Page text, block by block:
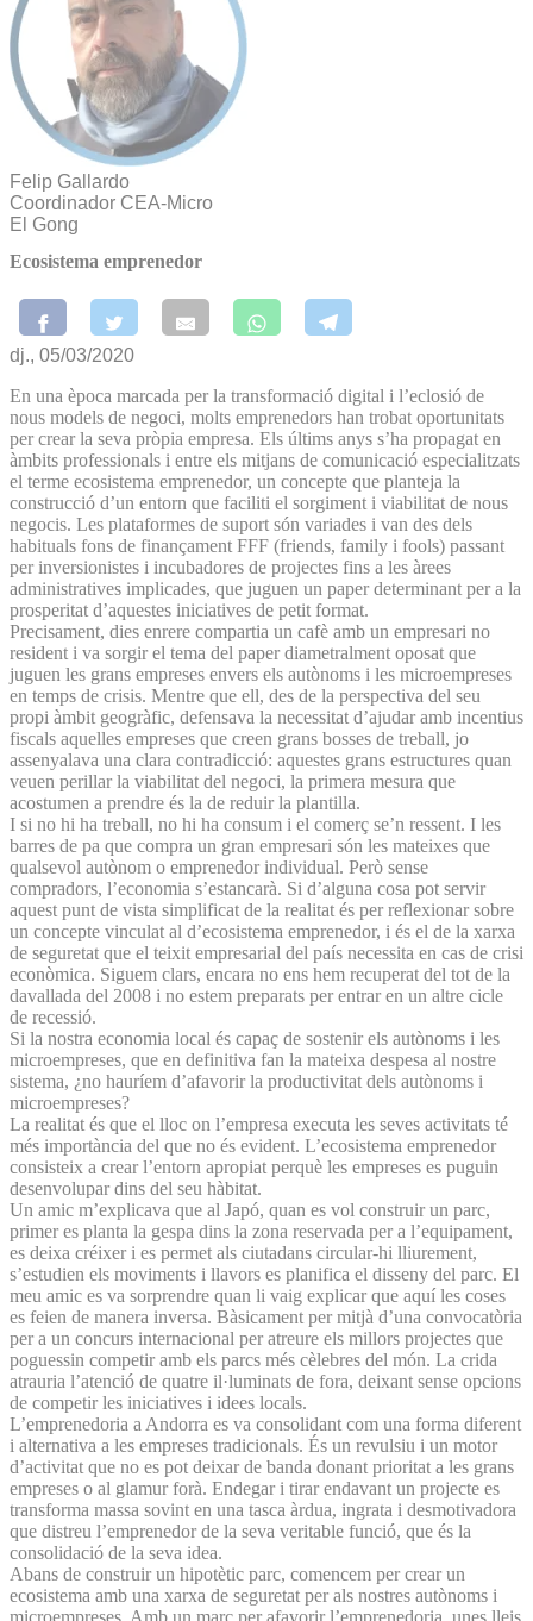
Felip Gallardo
Coordinador CEA-Micro
El Gong
Ecosistema emprenedor
dj., 05/03/2020
En una època marcada per la transformació digital i l’eclosió de
nous models de negoci, molts emprenedors han trobat oportunitats
per crear la seva pròpia empresa. Els últims anys s’ha propagat en
àmbits professionals i entre els mitjans de comunicació especialitzats
el terme ecosistema emprenedor, un concepte que planteja la
construcció d’un entorn que faciliti el sorgiment i viabilitat de nous
negocis. Les plataformes de suport són variades i van des dels
habituals fons de finançament FFF (friends, family i fools) passant
per inversionistes i incubadores de projectes fins a les àrees
administratives implicades, que juguen un paper determinant per a la
prosperitat d’aquestes iniciatives de petit format.
Precisament, dies enrere compartia un cafè amb un empresari no
resident i va sorgir el tema del paper diametralment oposat que
juguen les grans empreses envers els autònoms i les microempreses
en temps de crisis. Mentre que ell, des de la perspectiva del seu
propi àmbit geogràfic, defensava la necessitat d’ajudar amb incentius
fiscals aquelles empreses que creen grans bosses de treball, jo
assenyalava una clara contradicció: aquestes grans estructures quan
veuen perillar la viabilitat del negoci, la primera mesura que
acostumen a prendre és la de reduir la plantilla.
I si no hi ha treball, no hi ha consum i el comerç se’n ressent. I les
barres de pa que compra un gran empresari són les mateixes que
qualsevol autònom o emprenedor individual. Però sense
compradors, l’economia s’estancarà. Si d’alguna cosa pot servir
aquest punt de vista simplificat de la realitat és per reflexionar sobre
un concepte vinculat al d’ecosistema emprenedor, i és el de la xarxa
de seguretat que el teixit empresarial del país necessita en cas de crisi
econòmica. Siguem clars, encara no ens hem recuperat del tot de la
davallada del 2008 i no estem preparats per entrar en un altre cicle
de recessió.
Si la nostra economia local és capaç de sostenir els autònoms i les
microempreses, que en definitiva fan la mateixa despesa al nostre
sistema, ¿no hauríem d’afavorir la productivitat dels autònoms i
microempreses?
La realitat és que el lloc on l’empresa executa les seves activitats té
més importància del que no és evident. L’ecosistema emprenedor
consisteix a crear l’entorn apropiat perquè les empreses es puguin
desenvolupar dins del seu hàbitat.
Un amic m’explicava que al Japó, quan es vol construir un parc,
primer es planta la gespa dins la zona reservada per a l’equipament,
es deixa créixer i es permet als ciutadans circular-hi lliurement,
s’estudien els moviments i llavors es planifica el disseny del parc. El
meu amic es va sorprendre quan li vaig explicar que aquí les coses
es feien de manera inversa. Bàsicament per mitjà d’una convocatòria
per a un concurs internacional per atreure els millors projectes que
poguessin competir amb els parcs més cèlebres del món. La crida
atrauria l’atenció de quatre il·luminats de fora, deixant sense opcions
de competir les iniciatives i idees locals.
L’emprenedoria a Andorra es va consolidant com una forma diferent
i alternativa a les empreses tradicionals. És un revulsiu i un motor
d’activitat que no es pot deixar de banda donant prioritat a les grans
empreses o al glamur forà. Endegar i tirar endavant un projecte es
transforma massa sovint en una tasca àrdua, ingrata i desmotivadora
que distreu l’emprenedor de la seva veritable funció, que és la
consolidació de la seva idea.
Abans de construir un hipotètic parc, comencem per crear un
ecosistema amb una xarxa de seguretat per als nostres autònoms i
microempreses. Amb un marc per afavorir l’emprenedoria, unes lleis